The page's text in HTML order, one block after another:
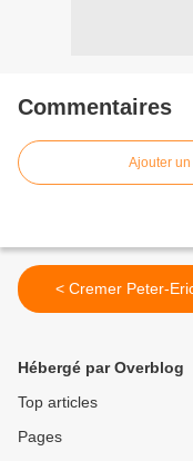
Commentaires
Ajouter
< Cremer Peter-
Hébergé par Overblog
Top articles
Pages